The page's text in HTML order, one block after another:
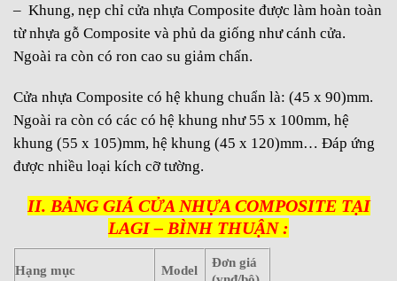
– Khung, nẹp chỉ cửa nhựa Composite được làm hoàn toàn
từ nhựa gỗ Composite và phủ da giống như cánh cửa.
Ngoài ra còn có ron cao su giảm chấn.
Cửa nhựa Composite có hệ khung chuẩn là: (45 x 90)mm.
Ngoài ra còn có các có hệ khung như 55 x 100mm, hệ
khung (55 x 105)mm, hệ khung (45 x 120)mm… Đáp ứng
được nhiều loại kích cỡ tường.
II. BẢNG GIÁ CỬA NHỰA COMPOSITE TẠI
LAGI – BÌNH THUẬN :
Hạng mục Model
Đơn giá